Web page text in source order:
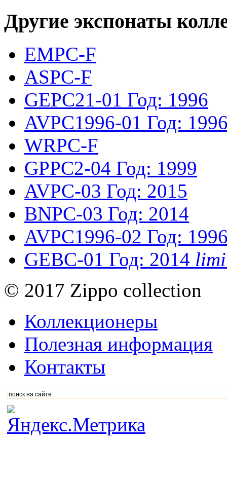
Другие экспонаты
EMPC-F
ASPC-F
GEPC21-01 Год: 1996
AVPC1996-01 Год:
WRPC-F
GPPC2-04 Год: 1999
AVPC-03 Год: 2015
BNPC-03 Год: 2014
AVPC1996-02 Год:
GEBC-01 Год: 2014
© 2017 Zippo collection
Коллекционеры
Полезная информация
Контакты